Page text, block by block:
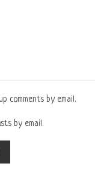
comments by email.
by email.